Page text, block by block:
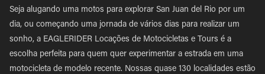
Seja alugando uma motos para explorar San Juan del Rio por um
dia, ou começando uma jornada de vários dias para realizar um
sonho, a EAGLERIDER Locações de Motocicletas e Tours é a
escolha perfeita para quem quer experimentar a estrada em uma
motocicleta de modelo recente. Nossas quase 130 localidades estão